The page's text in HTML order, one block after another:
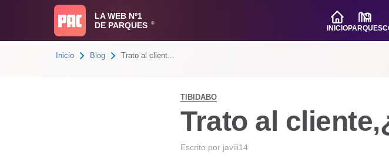
LA WEB Nº1
DE PARQUES
®
INICIOPARQUES
Inicio Blog Trato al client...
TIBIDABO
Trato al
Escrito por javiii14